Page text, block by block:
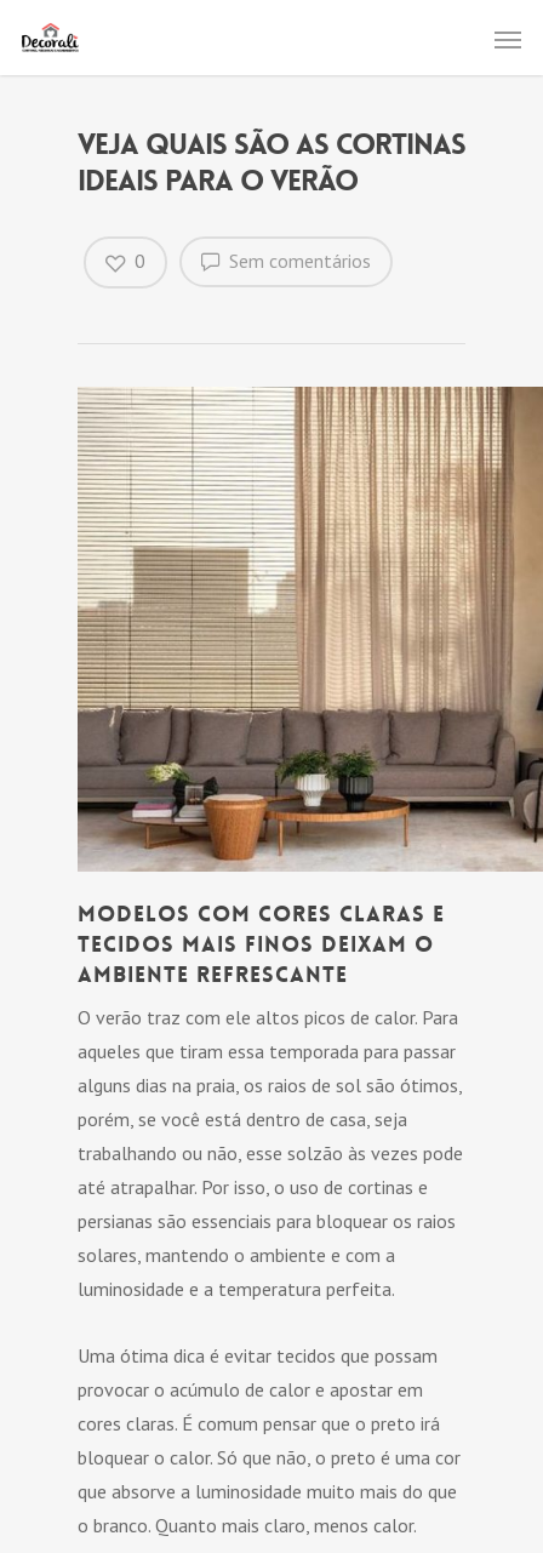
Veja quais são as cortinas
ideais para o verão
Sem comentários
0
Modelos com cores claras e
tecidos mais finos deixam o
ambiente refrescante
O verão traz com ele altos picos de calor. Para
aqueles que tiram essa temporada para passar
alguns dias na praia, os raios de sol são ótimos,
porém, se você está dentro de casa, seja
trabalhando ou não, esse solzão às vezes pode
até atrapalhar. Por isso, o uso de cortinas e
persianas são essenciais para bloquear os raios
solares, mantendo o ambiente e com a
luminosidade e a temperatura perfeita.
Uma ótima dica é evitar tecidos que possam
provocar o acúmulo de calor e apostar em
cores claras. É comum pensar que o preto irá
bloquear o calor. Só que não, o preto é uma cor
que absorve a luminosidade muito mais do que
o branco. Quanto mais claro, menos calor.